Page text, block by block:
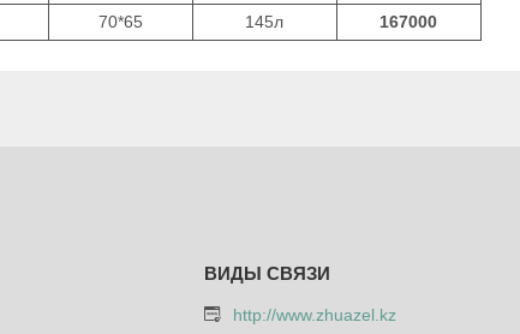
70*65 145л 167000
http://www.zhuazel.kz